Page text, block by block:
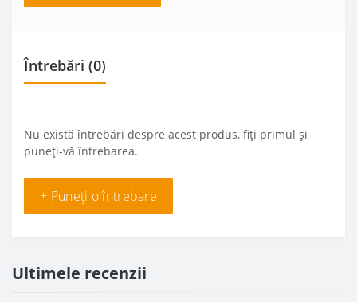
Întrebări (0)
Nu există întrebări despre acest produs, fiți primul și
puneți-vă întrebarea.
+ Puneți o întrebare
Ultimele recenzii